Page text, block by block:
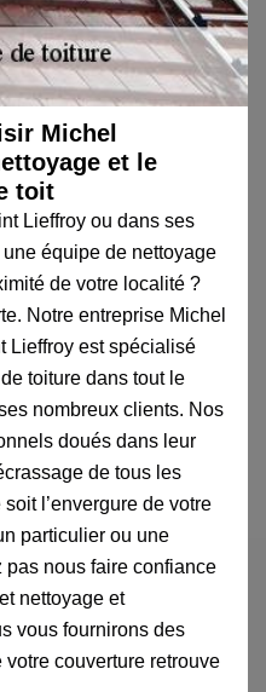
Michel
et le
toit
Lieffroy ou dans ses
équipe de nettoyage
de votre localité ?
Notre entreprise Michel
Lieffroy est spécialisé
toiture dans tout le
nombreux clients. Nos
doués dans leur
de tous les
l’envergure de votre
particulier ou une
pas nous faire confiance
nettoyage et
vous fournirons des
couverture retrouve